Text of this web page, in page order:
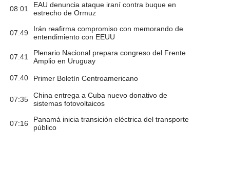
08:01
EAU denuncia ataque iraní contra buque en
estrecho de Ormuz
07:49
Irán reafirma compromiso con memorando de
entendimiento con EEUU
07:41
Plenario Nacional prepara congreso del Frente
Amplio en Uruguay
07:40 Primer Boletín Centroamericano
07:35
China entrega a Cuba nuevo donativo de
sistemas fotovoltaicos
07:16
Panamá inicia transición eléctrica del transporte
público